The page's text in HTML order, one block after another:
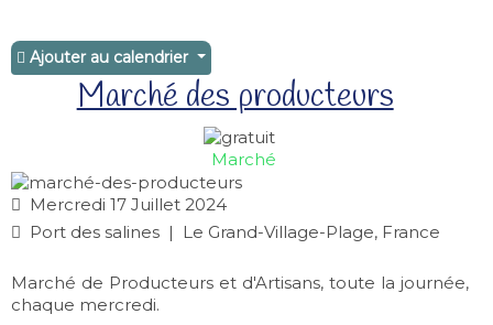
Ajouter au calendrier
Marché des producteurs
Marché
Mercredi 17 Juillet 2024
Port des salines | Le Grand-Village-Plage, France
Marché de Producteurs et d'Artisans, toute la journée,
chaque mercredi.